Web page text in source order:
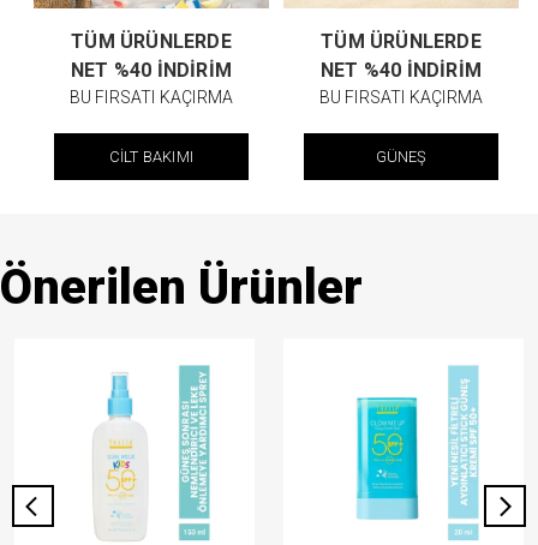
TÜM ÜRÜNLERDE
NET %40 İNDİRİM
BU FIRSATI KAÇIRMA
CİLT BAKIMI
TÜM ÜRÜNLERDE
NET %40 İNDİRİM
BU FIRSATI KAÇIRMA
GÜNEŞ
Önerilen Ürünler